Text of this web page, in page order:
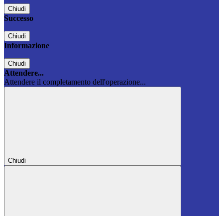
Chiudi
Successo
Chiudi
Informazione
Chiudi
Attendere...
Attendere il completamento dell'operazione...
Chiudi